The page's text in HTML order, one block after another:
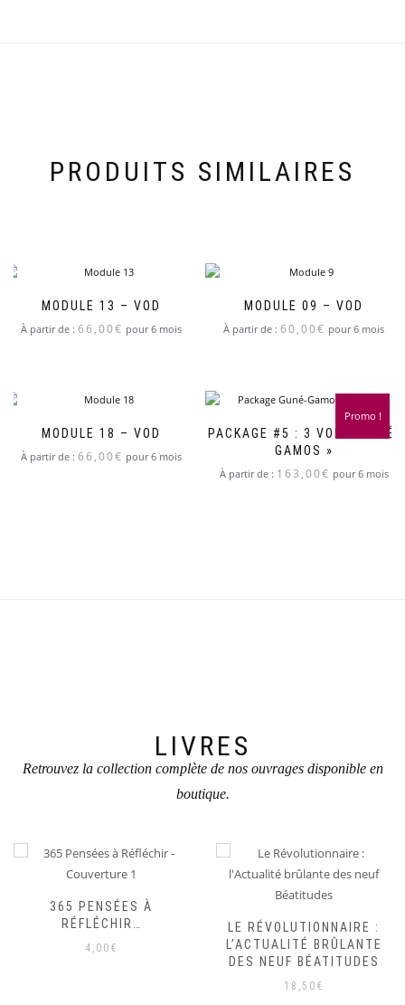
PRODUITS SIMILAIRES
MODULE 13 – VOD
À partir de : 66,00€ pour 6 mois
MODULE 09 – VOD
À partir de : 60,00€ pour 6 mois
MODULE 18 – VOD
À partir de : 66,00€ pour 6 mois
PACKAGE #5 : 3 VOD « GUNÉ-
GAMOS »
Promo !
À partir de : 163,00€ pour 6 mois
LIVRES
Retrouvez la collection complète de nos ouvrages disponible en
boutique.
365 PENSÉES À
RÉFLÉCHIR…
4,00 €
LE RÉVOLUTIONNAIRE :
L’ACTUALITÉ BRÛLANTE
DES NEUF BÉATITUDES
18,50 €